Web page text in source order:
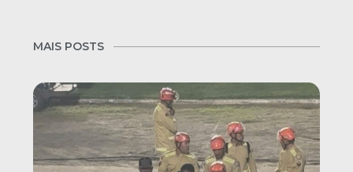
MAIS POSTS